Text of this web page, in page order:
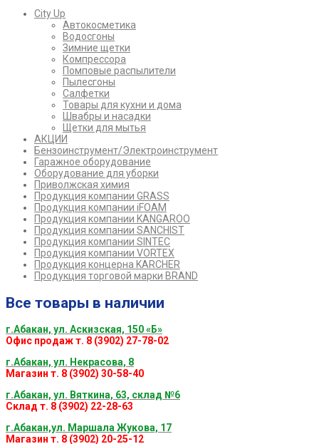
City Up
Автокосметика
Водосгоны
Зимние щетки
Компрессора
Помповые распылители
Пылесгоны
Салфетки
Товары для кухни и дома
Швабры и насадки
Щетки для мытья
АКЦИИ
Бензоинструмент/Электроинструмент
Гаражное оборудование
Оборудование для уборки
Приволжская химия
Продукция компании GRASS
Продукция компании iFOAM
Продукция компании KANGAROO
Продукция компании SANCHIST
Продукция компании SINTEC
Продукция компании VORTEX
Продукция концерна KARCHER
Продукция торговой марки BRAND
Все товары в наличии
г.Абакан, ул. Аскизская, 150 «Б»
Офис продаж т. 8 (3902) 27-78-02
г.Абакан, ул. Некрасова, 8
Магазин т. 8 (3902) 30-58-40
г.Абакан, ул. Вяткина, 63, склад №6
Склад т. 8 (3902) 22-28-63
г.Абакан,ул. Маршала Жукова, 17
Магазин т. 8 (3902) 20-25-12